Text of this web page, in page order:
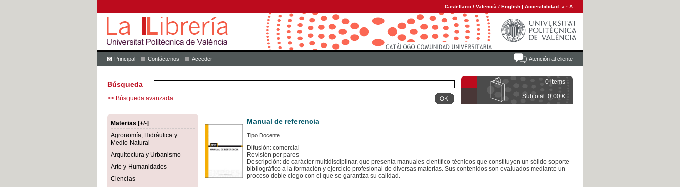
Castellano / Valencià / English | Accesibilidad: a · A
Atención al cliente
Principal Contáctenos Acceder
0 items
Subtotal: 0,00 €
Búsqueda
>> Búsqueda avanzada
Materias [+/-]
Agronomía, Hidráulica y
Medio Natural
Arquitectura y Urbanismo
Arte y Humanidades
Ciencias
Manual de referencia
Tipo Docente
Difusión: comercial
Revisión por pares
Descripción: de carácter multidisciplinar, que presenta manuales científico-técnicos que constituyen un sólido soporte
bibliográfico a la formación y ejercicio profesional de diversas materias. Sus contenidos son evaluados mediante un
proceso doble ciego con el que se garantiza su calidad.